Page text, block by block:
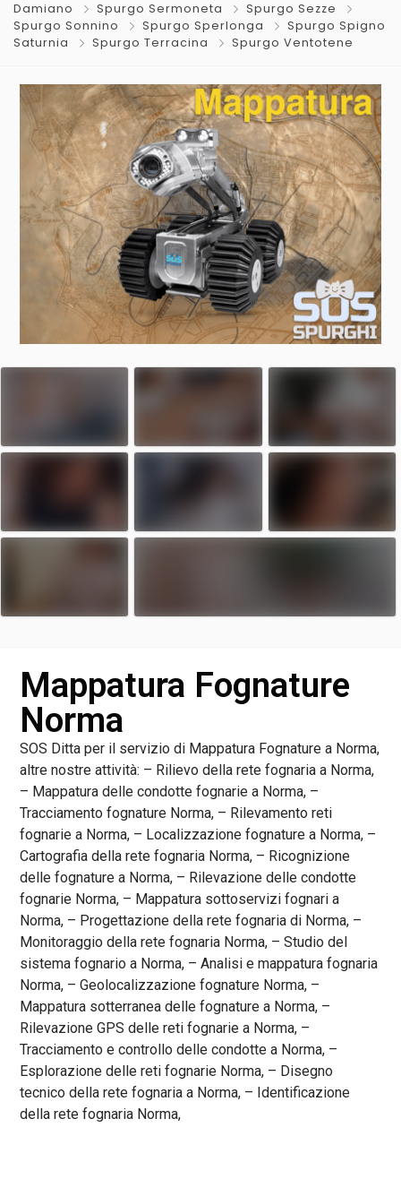
Damiano
Spurgo Sermoneta
Spurgo Sezze
Spurgo Sonnino
Spurgo Sperlonga
Spurgo Spigno
Saturnia
Spurgo Terracina Spurgo Ventotene
Mappatura Fognature
Norma
SOS Ditta per il servizio di Mappatura Fognature a Norma,
altre nostre attività: – Rilievo della rete fognaria a Norma,
– Mappatura delle condotte fognarie a Norma, –
Tracciamento fognature Norma, – Rilevamento reti
fognarie a Norma, – Localizzazione fognature a Norma, –
Cartografia della rete fognaria Norma, – Ricognizione
delle fognature a Norma, – Rilevazione delle condotte
fognarie Norma, – Mappatura sottoservizi fognari a
Norma, – Progettazione della rete fognaria di Norma, –
Monitoraggio della rete fognaria Norma, – Studio del
sistema fognario a Norma, – Analisi e mappatura fognaria
Norma, – Geolocalizzazione fognature Norma, –
Mappatura sotterranea delle fognature a Norma, –
Rilevazione GPS delle reti fognarie a Norma, –
Tracciamento e controllo delle condotte a Norma, –
Esplorazione delle reti fognarie Norma, – Disegno
tecnico della rete fognaria a Norma, – Identificazione
della rete fognaria Norma,